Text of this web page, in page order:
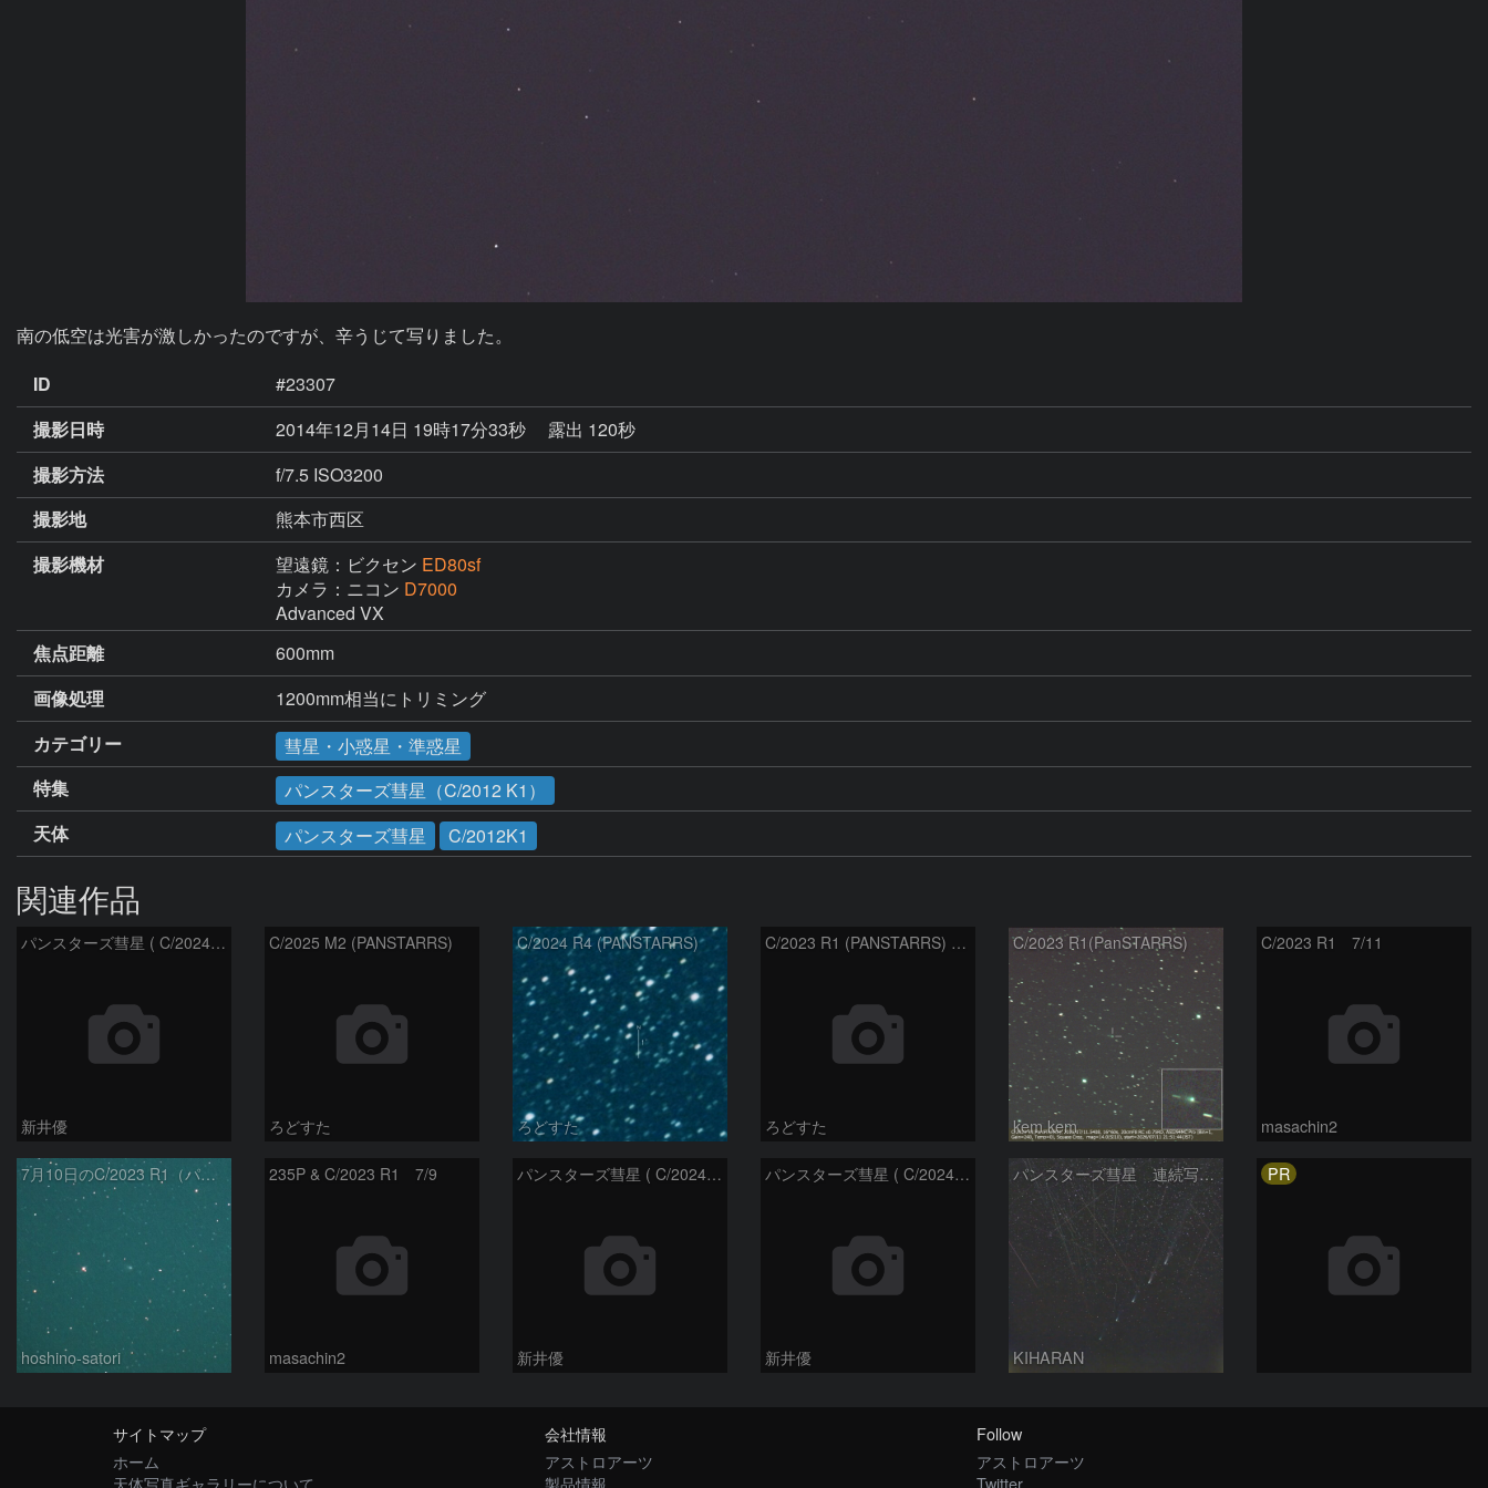
南の低空は光害が激しかったのですが、辛うじて写りました。
ID
#23307
撮影日時
2014年12月14日 19時17分33秒
露出 120秒
撮影方法
f/7.5 ISO3200
撮影地
熊本市西区
撮影機材
望遠鏡：ビクセン ED80sf
カメラ：ニコン D7000
Advanced VX
焦点距離
600mm
画像処理
1200mm相当にトリミング
カテゴリー
彗星・小惑星・準惑星
特集
パンスターズ彗星（C/2012 K1）
天体
パンスターズ彗星 C/2012K1
関連作品
パンスターズ彗星 ( C/2024R4 )：2026/07/27
新井優
C/2025 M2 (PANSTARRS)
ろどすた
C/2024 R4 (PANSTARRS)
ろどすた
C/2023 R1 (PANSTARRS) の変化
ろどすた
C/2023 R1(PanSTARRS)
kem.kem
C/2023 R1 7/11
masachin2
7月10日のC/2023 R1（パンスターズ彗星）
hoshino-satori
235P & C/2023 R1 7/9
masachin2
パンスターズ彗星 ( C/2024R4 )：2026/06/28
新井優
パンスターズ彗星 ( C/2024G4 )の予報位置：2026/06/23
新井優
パンスターズ彗星 連続写真 再処理
KIHARAN
PR
サイトマップ
ホーム
天体写真ギャラリーについて
会社情報
アストロアーツ
製品情報
Follow
アストロアーツ
Twitter